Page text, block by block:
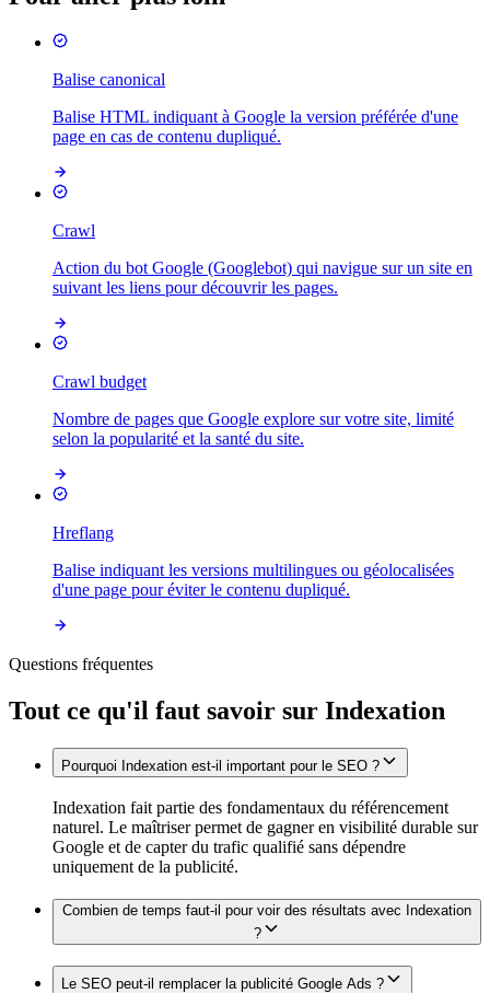
Balise canonical
Balise HTML indiquant à Google la version préférée d'une
page en cas de contenu dupliqué.
Crawl
Action du bot Google (Googlebot) qui navigue sur un site en
suivant les liens pour découvrir les pages.
Crawl budget
Nombre de pages que Google explore sur votre site, limité
selon la popularité et la santé du site.
Hreflang
Balise indiquant les versions multilingues ou géolocalisées
d'une page pour éviter le contenu dupliqué.
Questions fréquentes
Tout ce qu'il faut savoir sur Indexation
Pourquoi Indexation est-il important pour le SEO ?
Indexation fait partie des fondamentaux du référencement
naturel. Le maîtriser permet de gagner en visibilité durable sur
Google et de capter du trafic qualifié sans dépendre
uniquement de la publicité.
Combien de temps faut-il pour voir des résultats avec Indexation
?
Le SEO peut-il remplacer la publicité Google Ads ?